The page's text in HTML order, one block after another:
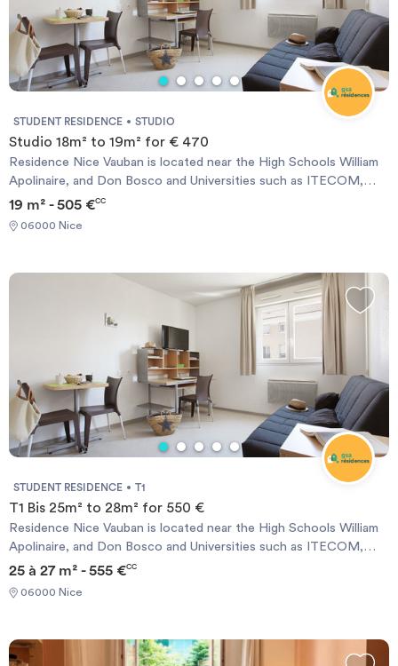
STUDENT RESIDENCE STUDIO
Studio 18m² to 19m² for € 470
Residence Nice Vauban is located near the High Schools William
Apolinaire, and Don Bosco and Universities such as ITECOM,
Pôle Universitaire Saint Jean D&#39;Angely, Valrose Campus,
School of Journalism, Faculty of Dentistry and Faculty of
Medicine, etc .. .. It welcomes you with 140 apartments, ranging
m². All accommodations are furnished.
19 m² - 505 €CC
06000 Nice
STUDENT RESIDENCE T1
T1 Bis 25m² to 28m² for 550 €
Residence Nice Vauban is located near the High Schools William
Apolinaire, and Don Bosco and Universities such as ITECOM,
Pôle Universitaire Saint Jean D&#39;Angely, Valrose Campus,
School of Journalism, Faculty of Dentistry and Faculty of
Medicine, etc .. .. It welcomes you with 140 apartments, ranging
m². All accommodations are furnished.
25 à 27 m² - 555 €CC
06000 Nice